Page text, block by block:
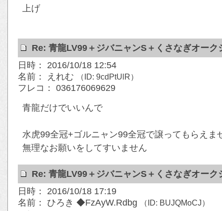
上げ
Re: 青龍LV99＋ジバニャンS＋くさなぎオー
日時： 2016/10/18 12:54
名前： えれむ
（ID: 9cdPtUlR）
フレコ： 036176069629
青龍だけでいいんで
水虎99全冠+ゴルニャン99全冠で譲ってもらえま
無理なお願いをしてすいません
Re: 青龍LV99＋ジバニャンS＋くさなぎオー
日時： 2016/10/18 17:19
名前： ひろき ◆FzAyW.Rdbg
（ID: BUJQMoCJ）